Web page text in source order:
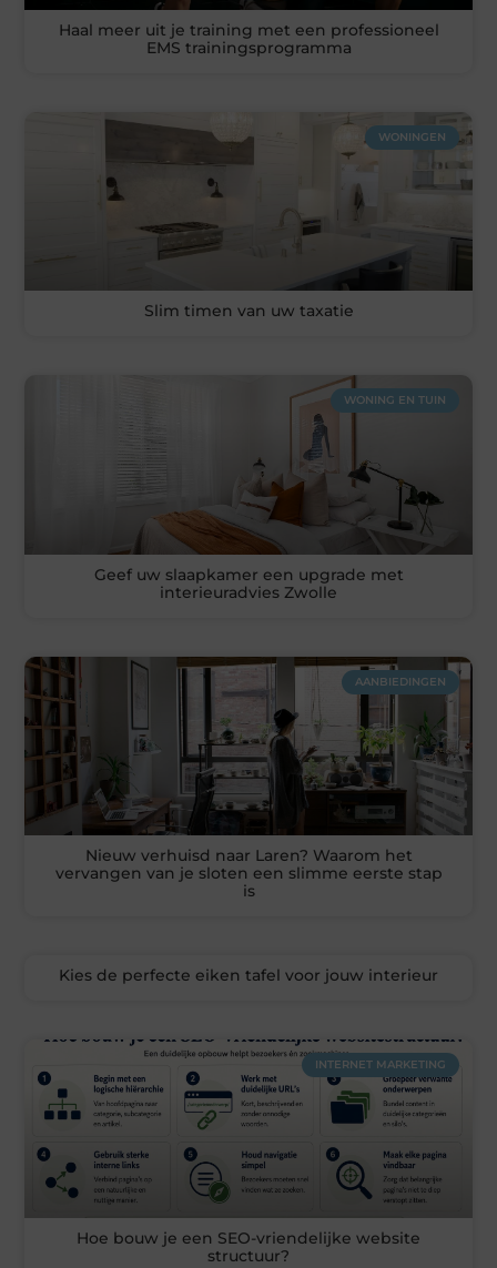
Haal meer uit je training met een professioneel
EMS trainingsprogramma
WONINGEN
Slim timen van uw taxatie
WONING EN TUIN
Geef uw slaapkamer een upgrade met
interieuradvies Zwolle
AANBIEDINGEN
Nieuw verhuisd naar Laren? Waarom het
vervangen van je sloten een slimme eerste stap
is
Kies de perfecte eiken tafel voor jouw interieur
INTERNET MARKETING
Hoe bouw je een SEO-vriendelijke website
structuur?